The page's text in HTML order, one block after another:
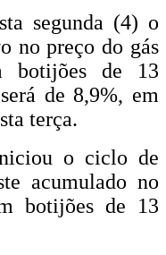
segunda (4) o
no preço do gás
botijões de 13
de 8,9%, em
terça.
o ciclo de
acumulado no
botijões de 13